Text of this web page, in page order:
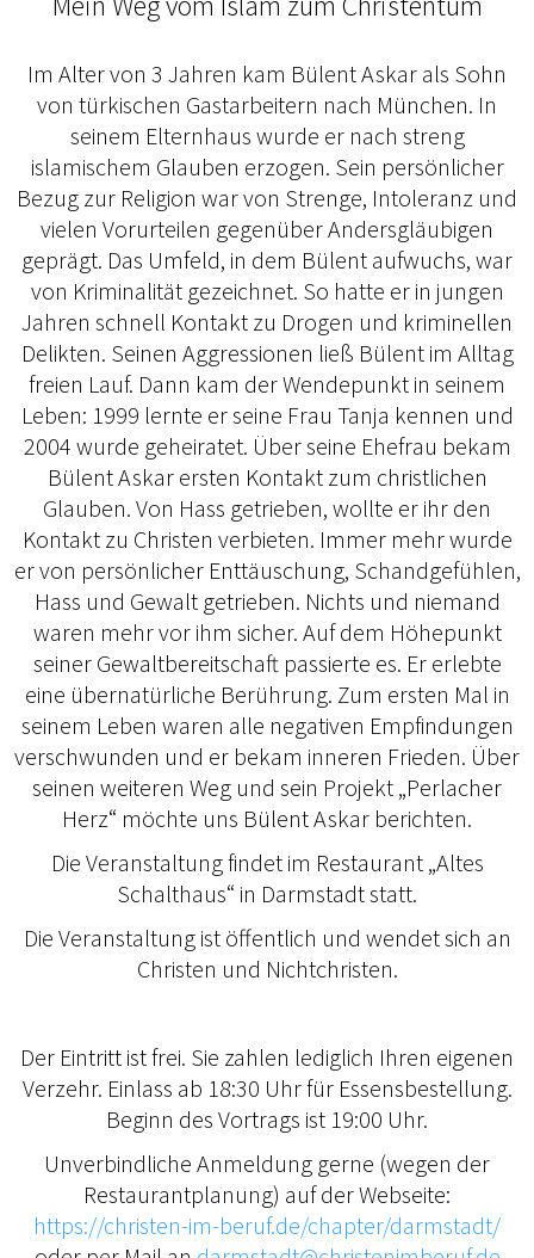
Im Alter von 3 Jahren kam Bülent Askar als Sohn
von türkischen Gastarbeitern nach München. In
seinem Elternhaus wurde er nach streng
islamischem Glauben erzogen. Sein persönlicher
Bezug zur Religion war von Strenge, Intoleranz und
vielen Vorurteilen gegenüber Andersgläubigen
geprägt. Das Umfeld, in dem Bülent aufwuchs, war
von Kriminalität gezeichnet. So hatte er in jungen
Jahren schnell Kontakt zu Drogen und kriminellen
Delikten. Seinen Aggressionen ließ Bülent im Alltag
freien Lauf. Dann kam der Wendepunkt in seinem
Leben: 1999 lernte er seine Frau Tanja kennen und
2004 wurde geheiratet. Über seine Ehefrau bekam
Bülent Askar ersten Kontakt zum christlichen
Glauben. Von Hass getrieben, wollte er ihr den
Kontakt zu Christen verbieten. Immer mehr wurde
er von persönlicher Enttäuschung, Schandgefühlen,
Hass und Gewalt getrieben. Nichts und niemand
waren mehr vor ihm sicher. Auf dem Höhepunkt
seiner Gewaltbereitschaft passierte es. Er erlebte
eine übernatürliche Berührung. Zum ersten Mal in
seinem Leben waren alle negativen Empfindungen
verschwunden und er bekam inneren Frieden. Über
seinen weiteren Weg und sein Projekt „Perlacher
Herz“ möchte uns Bülent Askar berichten.
Die Veranstaltung findet im Restaurant „Altes
Schalthaus“ in Darmstadt statt.
Die Veranstaltung ist öffentlich und wendet sich an
Christen und Nichtchristen.
Der Eintritt ist frei. Sie zahlen lediglich Ihren eigenen
Verzehr. Einlass ab 18:30 Uhr für Essensbestellung.
Beginn des Vortrags ist 19:00 Uhr.
Unverbindliche Anmeldung gerne (wegen der
Restaurantplanung) auf der Webseite:
https://christen-im-beruf.de/chapter/darmstadt/